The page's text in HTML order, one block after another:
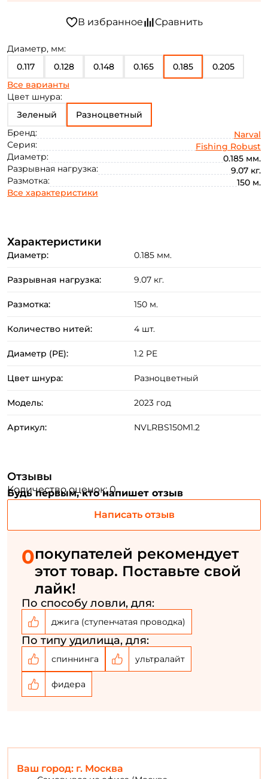
Диаметр, мм:
0.117
0.128 0.148 0.165 0.185 0.205
0.218 0.235
Все варианты
Цвет шнура:
Зеленый
Разноцветный
Бренд:
Narval
Серия:
Fishing Robust
Диаметр:
0.185 мм.
Разрывная нагрузка:
9.07 кг.
Размотка:
150 м.
Все характеристики
Ваш город: г. Москва
Характеристики
Диаметр: 0.185 мм.
Разрывная нагрузка: 9.07 кг.
Размотка: 150 м.
Количество нитей: 4 шт.
Диаметр (PE): 1.2 PE
Цвет шнура: Разноцветный
Модель: 2023 год
Артикул: NVLRBS150M1.2
Отзывы
Количество оценок: 0
Будь первым, кто напишет отзыв
Написать отзыв
0покупателей рекомендует
этот товар. Поставьте свой
лайк!
По способу ловли, для:
джига (ступенчатая проводка)
По типу удилища, для:
спиннинга ультралайт
фидера
ФИО: *
Номер телефона: *
Придумайте пароль: *
Повторите пароль: *
Заполняя данную форму вы соглашаетесь на обработку
персональных данных